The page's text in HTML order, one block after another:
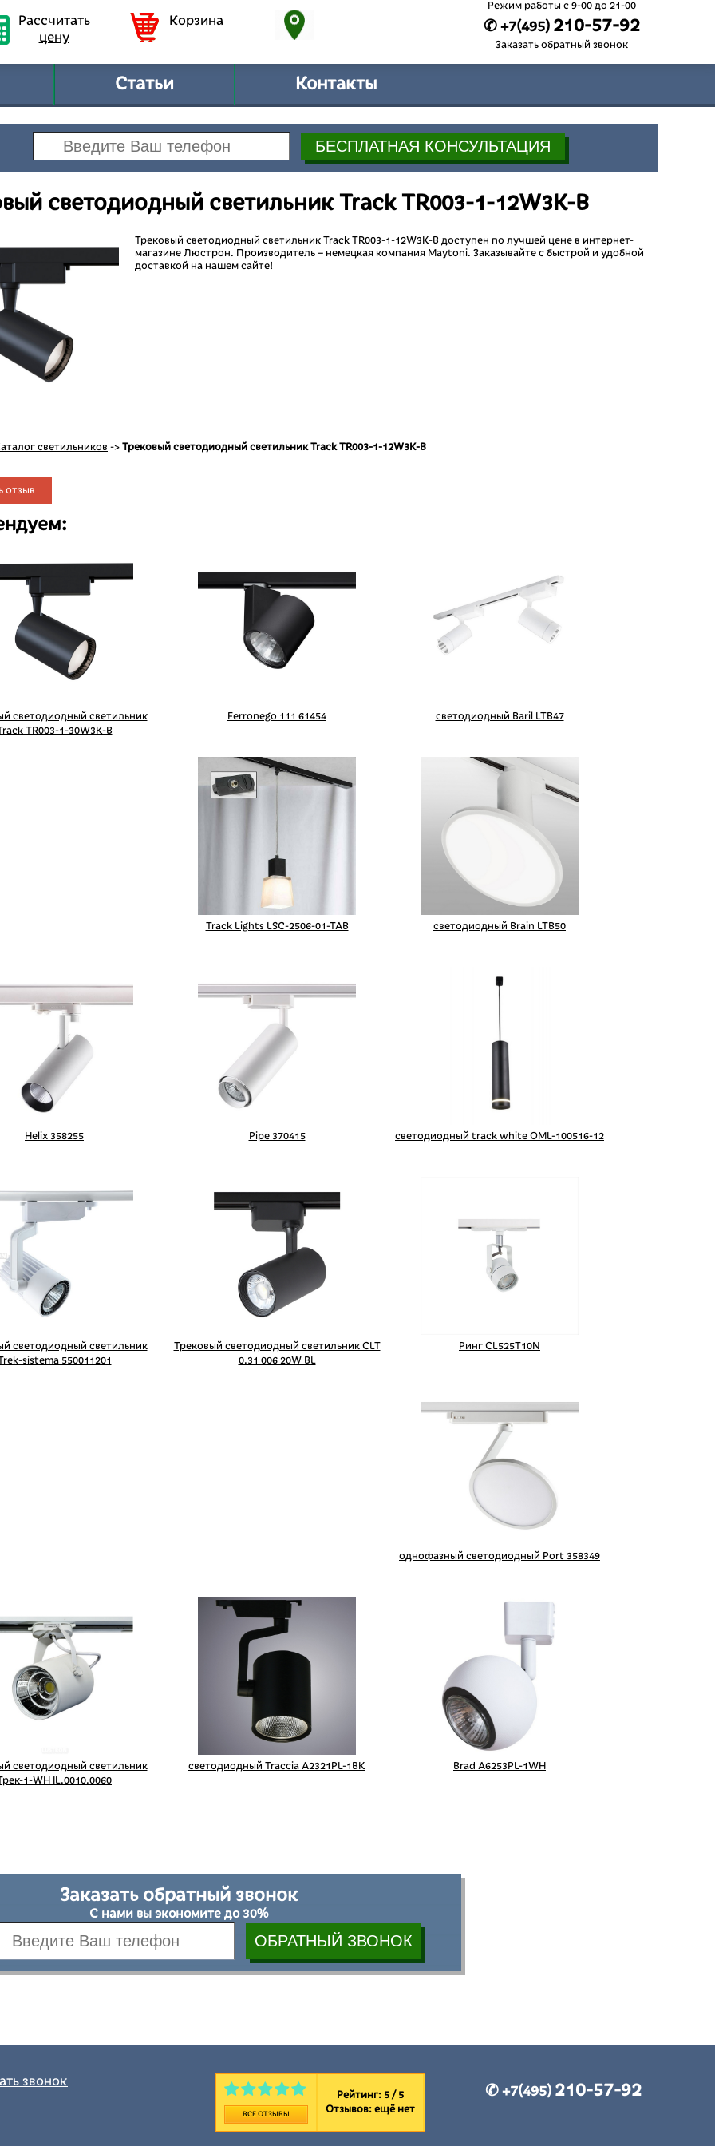
Рассчитать
цену
Корзина
Режим работы c 9-00 до 21-00
✆ +7(495) 210-57-92
Заказать обратный звонок
Статьи Контакты
светодиодный светильник Track TR003-1-12W3K-B
Трековый светодиодный светильник Track TR003-1-12W3K-B доступен по лучшей цене в интернет-
магазине Люстрон. Производитель – немецкая компания Maytoni. Заказывайте с быстрой и удобной
доставкой на нашем сайте!
светильников -> Трековый светодиодный светильник Track TR003-1-12W3K-B
отзыв
светодиодный светильник
TR003-1-30W3K-B
Ferronego 111 61454 светодиодный Baril LTB47
Track Lights LSC-2506-01-TAB светодиодный Brain LTB50
Helix 358255 Pipe 370415 светодиодный track white OML-100516-12
светодиодный светильник
sistema 550011201
Трековый светодиодный светильник CLT
0.31 006 20W BL
Ринг CL525T10N
однофазный светодиодный Port 358349
светодиодный светильник
1-WH IL.0010.0060
светодиодный Traccia A2321PL-1BK Brad A6253PL-1WH
Заказать обратный звонок
С нами вы экономите до 30%
звонок
ВСЕ ОТЗЫВЫ
Рейтинг: 5 / 5
Отзывов: ещё нет
✆ +7(495) 210-57-92